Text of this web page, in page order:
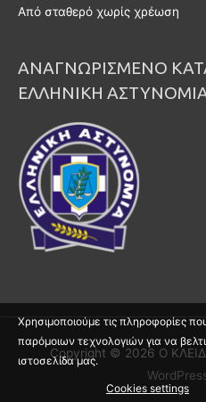
Από σταθερό χωρίς χρέωση
ΑΝΑΓΝΩΡΙΣΜΕΝΟ
ΕΛΛΗΝΙΚΗ
Copyright © 2026 Ο
Χρησιμοποιούμε τις πληροφορίες
παρόμοιων τεχνολογιών για να
ιστοσελίδα μας.
Cookies settings